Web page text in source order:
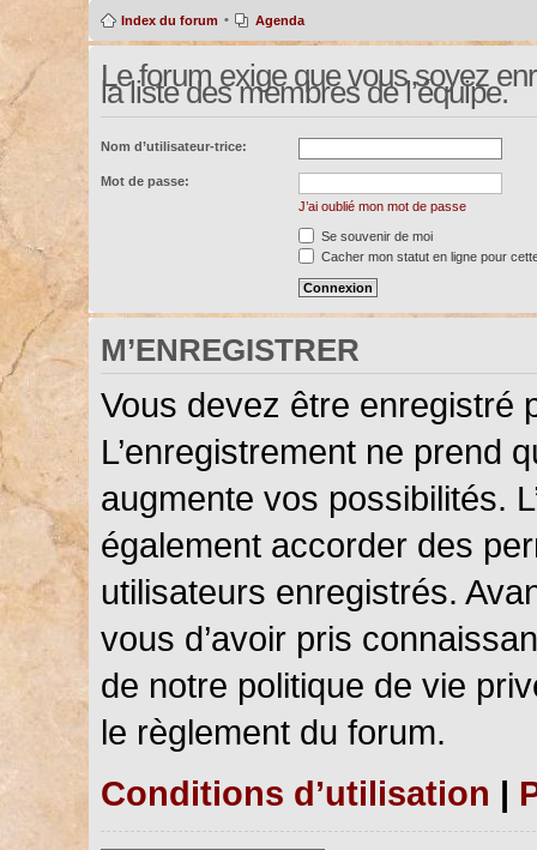
Index du forum • Agenda
Le forum exige que vous soyez
la liste des membres de l’équipe.
Nom d’utilisateur-trice:
Mot de passe:
J’ai oublié mon mot de passe
Se souvenir de moi
Cacher mon statut en ligne pour
M’ENREGISTRER
Vous devez être enregistré
L’enregistrement ne prend
augmente vos possibilités.
également accorder des
utilisateurs enregistrés.
vous d’avoir pris
de notre politique de vie
le règlement du forum.
Conditions d’utilisation |